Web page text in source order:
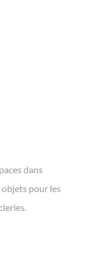
dans
pour les